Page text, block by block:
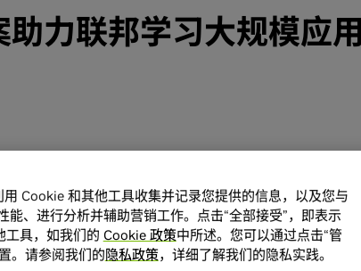
力联邦学习大规模应用
Cookie 和其他工具收集并记录您提供的信息，以及您与
能、进行分析并辅助营销工作。点击“全部接受”，即表示
工具，如我们的 Cookie 政策中所述。您可以通过点击“管
。请参阅我们的隐私政策，详细了解我们的隐私实践。